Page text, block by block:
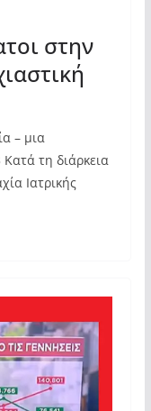
στην
– μια
τη διάρκεια
Ιατρικής